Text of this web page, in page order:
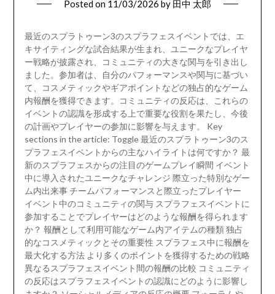
Posted on 11/03/2026 by 田中 太郎
最近のスプラトゥーン3のスプラフェスイベントでは、エ
キサイティングな試合結果が生まれ、ユニークなプレイヤ
ー戦略が披露され、コミュニティの大きな関与を引き出し
ました。参加者は、自分のパフォーマンスや関与に基づい
て、コスメティックやギアポイントなどの独占的なゲーム
内報酬を獲得できます。コミュニティの反応は、これらの
イベントの認識を形成する上で重要な役割を果たし、今後
の計画やプレイヤーの参加に影響を与えます。 Key
sections in the article: Toggle 最近のスプラトゥーン3のス
プラフェスイベントからの主なハイライトは何ですか？ 最
新のスプラフェスからの注目のゲームプレイ瞬間 イベント
中に導入されたユニークなチャレンジ 際立った特別なゲー
ム内出来事 チームパフォーマンスと際立ったプレイヤー
イベント中のコミュニティの関与 スプラフェスイベントに
参加することでプレイヤーはどのような報酬を得られます
か？ 報酬として利用可能なゲーム内アイテムの種類 独占
的なコスメティックとその重要性 スプラフェス中に報酬を
最大化する方法 より多くのポイントを獲得するための戦略
異なるスプラフェスイベント間の報酬の比較 コミュニティ
の反応はスプラフェスイベントの認識にどのように影響し